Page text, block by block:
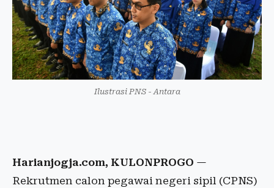
Ilustrasi PNS - Antara
Harianjogja.com, KULONPROGO —
Rekrutmen calon pegawai negeri sipil (CPNS)